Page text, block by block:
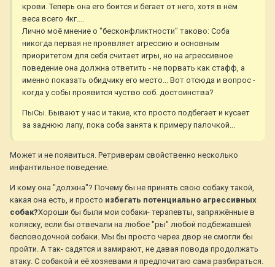
крови. Теперь она его боится и бегает от него, хотя в нём
веса всего 4кг....
Лично моё мнение о "бесконфликтности" таково: Соба
никогда первая не проявляет агрессию и основным
приоритетом для себя считает игры, но на агрессивное
поведение она должна ответить - не порвать как стафф, а
именно показать обидчику его место... Вот отсюда и вопрос -
когда у собы проявится чуство соб. достоинства?
ПыСы. Бывают у нас и такие, кто просто подбегает и кусает
за заднюю лапу, пока соба занята к примеру палочкой...
Может и не появиться. Ретриверам свойственно несколько
инфантильное поведение.
И кому она "должна"? Почему бы не принять свою собаку такой,
какая она есть, и просто избегать потенциально агрессивных
собак?Хороши бы были мои собаки- терапевты, запряжённые в
коляску, если бы отвечали на любое "ры" любой подбежавшей
бесповодочной собаки. Мы бы просто через двор не смогли бы
пройти. А так- садятся и замирают, не давая повода продолжать
атаку. С собакой и её хозяевами я предпочитаю сама разбираться.